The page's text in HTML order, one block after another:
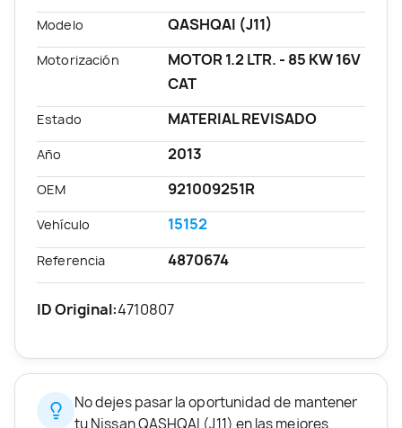
Modelo QASHQAI (J11)
Motorización
MOTOR 1.2 LTR. - 85 KW 16V
CAT
Estado MATERIAL REVISADO
Año 2013
OEM 921009251R
Vehículo 15152
Referencia 4870674
ID Original:4710807
No dejes pasar la oportunidad de mantener
tu Nissan QASHQAI (J11) en las mejores